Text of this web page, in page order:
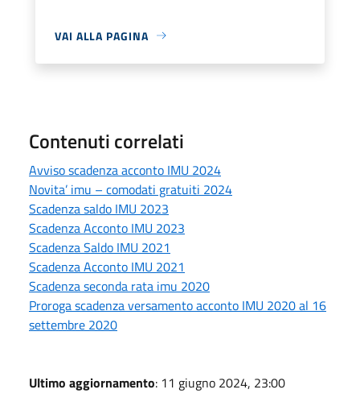
VAI ALLA PAGINA
Contenuti correlati
Avviso scadenza acconto IMU 2024
Novita’ imu – comodati gratuiti 2024
Scadenza saldo IMU 2023
Scadenza Acconto IMU 2023
Scadenza Saldo IMU 2021
Scadenza Acconto IMU 2021
Scadenza seconda rata imu 2020
Proroga scadenza versamento acconto IMU 2020 al 16
settembre 2020
Ultimo aggiornamento: 11 giugno 2024, 23:00